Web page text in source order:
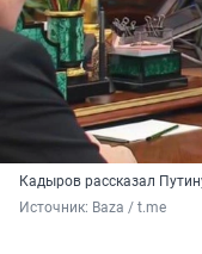
Кадыров рассказал
Источник: Baza / t.me